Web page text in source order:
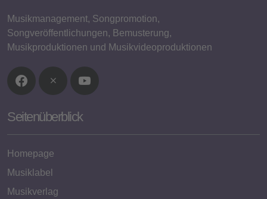
Musikmanagement, Songpromotion,
Songveröffentlichungen, Bemusterung,
Musikproduktionen und Musikvideoproduktionen
Seitenüberblick
Homepage
Musiklabel
Musikverlag